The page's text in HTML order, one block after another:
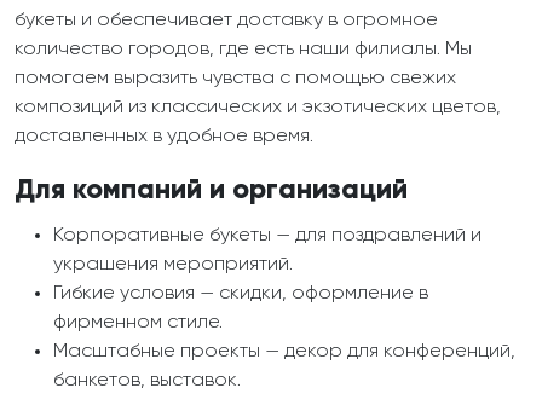
букеты и обеспечивает доставку в огромное
количество городов, где есть наши филиалы. Мы
помогаем выразить чувства с помощью свежих
композиций из классических и экзотических цветов,
доставленных в удобное время.
Для компаний и организаций
Корпоративные букеты — для поздравлений и
украшения мероприятий.
Гибкие условия — скидки, оформление в
фирменном стиле.
Масштабные проекты — декор для конференций,
банкетов, выставок.